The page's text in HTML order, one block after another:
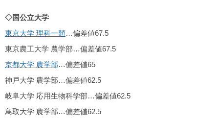
◇国公立大学
東京大学 理科一類…偏差値67.5
東京農工大学 農学部…偏差値67.5
京都大学 農学部…偏差値65
神戸大学 農学部…偏差値62.5
岐阜大学 応用生物科学部…偏差値62.5
鳥取大学 農学部…偏差値62.5